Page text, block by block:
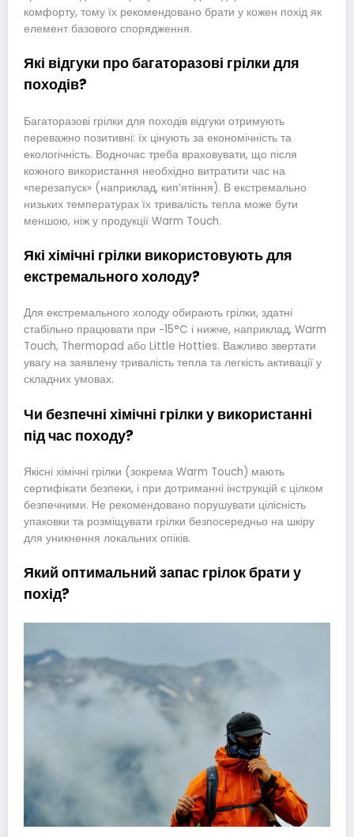
комфорту, тому їх рекомендовано брати у кожен похід як
елемент базового спорядження.
Які відгуки про багаторазові грілки для
походів?
Багаторазові грілки для походів відгуки отримують
переважно позитивні: їх цінують за економічність та
екологічність. Водночас треба враховувати, що після
кожного використання необхідно витратити час на
«перезапуск» (наприклад, кип’ятіння). В екстремально
низьких температурах їх тривалість тепла може бути
меншою, ніж у продукції Warm Touch.
Які хімічні грілки використовують для
екстремального холоду?
Для екстремального холоду обирають грілки, здатні
стабільно працювати при −15°C і нижче, наприклад, Warm
Touch, Thermopad або Little Hotties. Важливо звертати
увагу на заявлену тривалість тепла та легкість активації у
складних умовах.
Чи безпечні хімічні грілки у використанні
під час походу?
Якісні хімічні грілки (зокрема Warm Touch) мають
сертифікати безпеки, і при дотриманні інструкцій є цілком
безпечними. Не рекомендовано порушувати цілісність
упаковки та розміщувати грілки безпосередньо на шкіру
для уникнення локальних опіків.
Який оптимальний запас грілок брати у
похід?